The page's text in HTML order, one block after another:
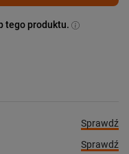
tego produktu.
Sprawdź
Sprawdź